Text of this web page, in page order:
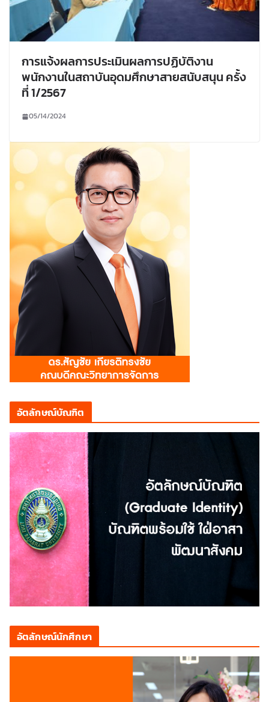
การแจ้งผลการประเมินผลการปฏิบัติงาน
พนักงานในสถาบันอุดมศึกษาสายสนับสนุน ครั้ง
ที่ 1/2567
05/14/2024
อัตลักษณ์บัณฑิต
อัตลักษณ์นักศึกษา